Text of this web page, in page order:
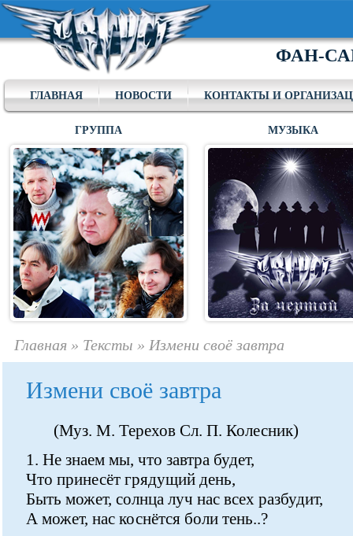
ФАН-
ГЛАВНАЯ НОВОСТИ КОНТАКТЫ И
ГРУППА МУЗЫКА
Главная » Тексты » Измени своё завтра
Измени своё завтра
(Муз. М. Терехов Сл. П. Колесник)
1. Не знаем мы, что завтра будет,
Что принесёт грядущий день,
Быть может, солнца луч нас всех разбудит,
А может, нас коснётся боли тень..?